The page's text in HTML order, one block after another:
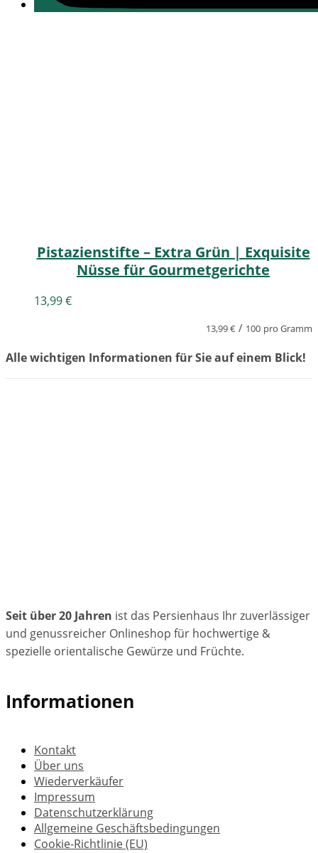
Pistazienstifte – Extra Grün | Exquisite
Nüsse für Gourmetgerichte
13,99€
13,99€ / 100 pro Gramm
Alle wichtigen Informationen für Sie auf einem Blick!
Seit über 20 Jahren ist das Persienhaus Ihr zuverlässiger
und genussreicher Onlineshop für hochwertige &
spezielle orientalische Gewürze und Früchte.
Informationen
Kontakt
Über uns
Wiederverkäufer
Impressum
Datenschutzerklärung
Allgemeine Geschäftsbedingungen
Cookie-Richtlinie (EU)